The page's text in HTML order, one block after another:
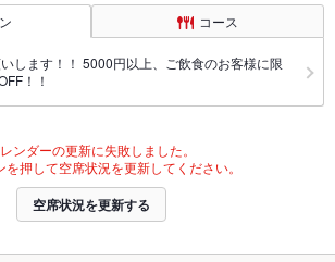
コース
します！！ 5000円以上、ご飲食のお客様に限
！！
ンダーの更新に失敗しました。
を押して空席状況を更新してください。
空席状況を更新する